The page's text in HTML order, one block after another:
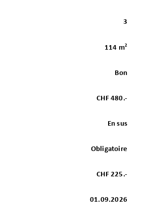
3
114 m2
Bon
CHF 480.-
En sus
Obligatoire
CHF 225.-
01.09.2026